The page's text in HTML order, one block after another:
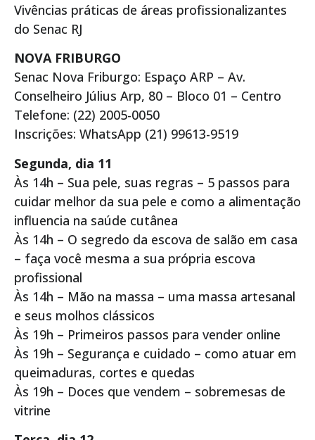
Vivências práticas de áreas profissionalizantes
do Senac RJ
NOVA FRIBURGO
Senac Nova Friburgo: Espaço ARP – Av.
Conselheiro Július Arp, 80 – Bloco 01 – Centro
Telefone: (22) 2005-0050
Inscrições: WhatsApp (21) 99613-9519
Segunda, dia 11
Às 14h – Sua pele, suas regras – 5 passos para
cuidar melhor da sua pele e como a alimentação
influencia na saúde cutânea
Às 14h – O segredo da escova de salão em casa
– faça você mesma a sua própria escova
profissional
Às 14h – Mão na massa – uma massa artesanal
e seus molhos clássicos
Às 19h – Primeiros passos para vender online
Às 19h – Segurança e cuidado – como atuar em
queimaduras, cortes e quedas
Às 19h – Doces que vendem – sobremesas de
vitrine